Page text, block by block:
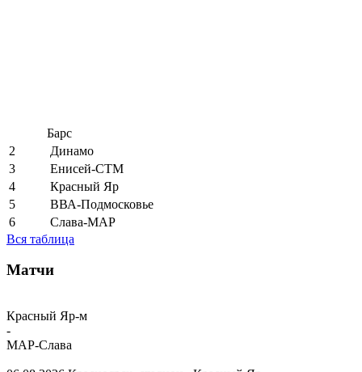
Барс
2
Динамо
3
Енисей-СТМ
4
Красный Яр
5
ВВА-Подмосковье
6
Слава-МАР
Вся таблица
Матчи
Красный Яр-м
-
МАР-Слава